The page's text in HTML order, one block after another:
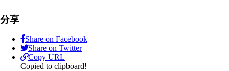
分享
Share on Facebook
Share on Twitter
Copy URL
Copied to clipboard!